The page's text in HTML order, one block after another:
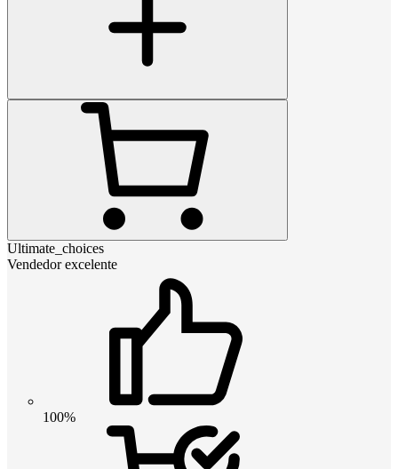
Ultimate_choices
Vendedor excelente
100%